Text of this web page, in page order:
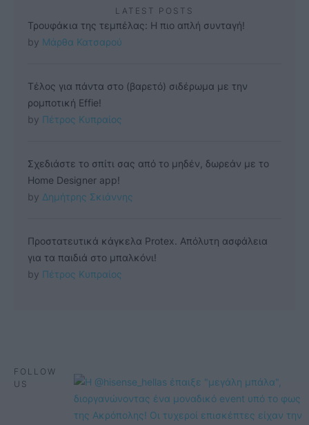
LATEST POSTS
Τρουφάκια της τεμπέλας: Η πιο απλή συνταγή!
by Μάρθα Κατσαρού
Τέλος για πάντα στο (βαρετό) σιδέρωμα με την
ρομποτική Effie!
by Πέτρος Κυπραίος
Σχεδιάστε το σπίτι σας από το μηδέν, δωρεάν με το
Home Designer app!
by Δημήτρης Σκιάννης
Προστατευτικά κάγκελα Protex. Απόλυτη ασφάλεια
για τα παιδιά στο μπαλκόνι!
by Πέτρος Κυπραίος
FOLLOW
US